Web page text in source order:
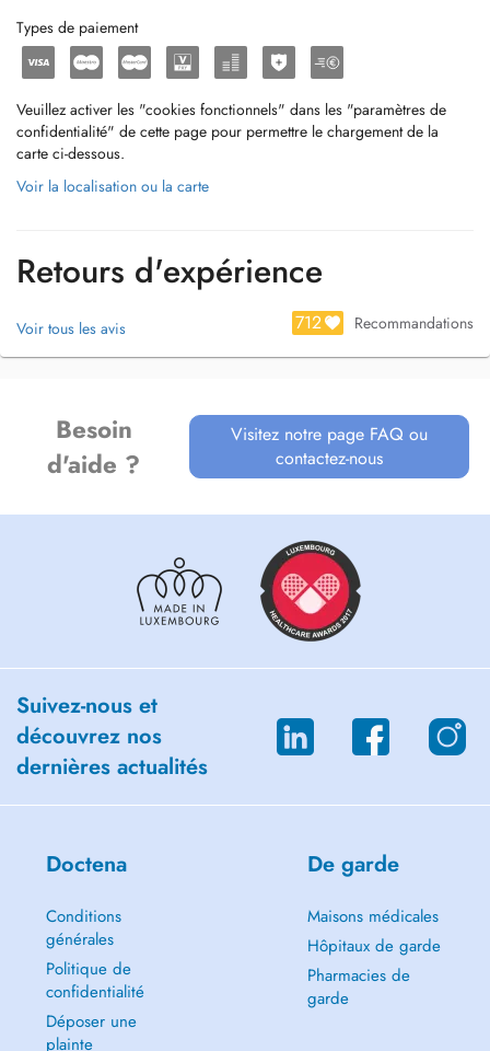
Types de paiement
Veuillez activer les "cookies fonctionnels" dans les "paramètres de
confidentialité" de cette page pour permettre le chargement de la
carte ci-dessous.
Voir la localisation ou la carte
Retours d'expérience
Voir tous les avis 712 Recommandations
Besoin
d'aide ?
Visitez notre page FAQ ou
contactez-nous
Suivez-nous et
découvrez nos
dernières actualités
Doctena
Conditions
générales
Politique de
confidentialité
Déposer une
plainte
De garde
Maisons médicales
Hôpitaux de garde
Pharmacies de
garde